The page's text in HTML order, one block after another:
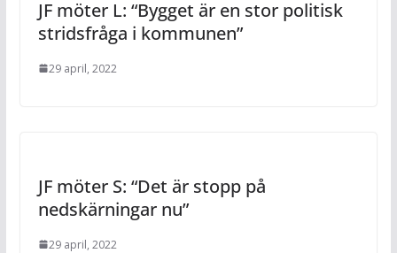
JF möter L: “Bygget är en stor politisk
stridsfråga i kommunen”
29 april, 2022
JF möter S: “Det är stopp på
nedskärningar nu”
29 april, 2022